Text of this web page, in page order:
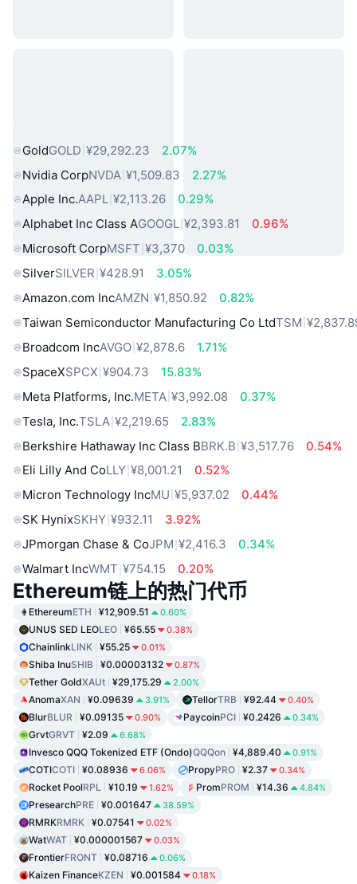
GoldGOLD ¥29,292.23
2.07%
Nvidia CorpNVDA ¥1,509.83
2.27%
Apple Inc.AAPL ¥2,113.26
0.29%
Alphabet Inc Class AGOOGL ¥2,393.81
0.96%
Microsoft CorpMSFT ¥3,370
0.03%
SilverSILVER ¥428.91
3.05%
Amazon.com IncAMZN ¥1,850.92
0.82%
Taiwan Semiconductor Manufacturing Co LtdTSM
Broadcom IncAVGO ¥2,878.6
1.71%
SpaceXSPCX ¥904.73
15.83%
Meta Platforms, Inc.META ¥3,992.08
0.37%
Tesla, Inc.TSLA ¥2,219.65
2.83%
Berkshire Hathaway Inc Class BBRK.B ¥3,517.76
0.54%
Eli Lilly And CoLLY ¥8,001.21
0.52%
Micron Technology IncMU ¥5,937.02
0.44%
SK HynixSKHY ¥932.11
3.92%
JPmorgan Chase & CoJPM ¥2,416.3
0.34%
Walmart IncWMT ¥754.15 0.20%
Ethereum链上的热门代币
EthereumETH ¥12,909.51 0.60%
UNUS SED LEOLEO ¥65.55 0.38%
ChainlinkLINK ¥55.25 0.01%
Shiba InuSHIB ¥0.00003132 0.87%
Tether GoldXAUt ¥29,175.29 2.00%
AnomaXAN ¥0.09639 3.91% TellorTRB ¥92.44 0.40%
BlurBLUR ¥0.09135 0.90% PaycoinPCI ¥0.2426 0.34%
GrvtGRVT ¥2.09 6.68%
Invesco QQQ Tokenized ETF (Ondo)QQQon ¥4,889.40 0.91%
COTICOTI ¥0.08936 6.06% PropyPRO ¥2.37 0.34%
Rocket PoolRPL ¥10.19 1.62% PromPROM ¥14.36 4.84%
PresearchPRE ¥0.001647 38.59%
RMRKRMRK ¥0.07541 0.02%
WatWAT ¥0.000001567 0.03%
FrontierFRONT ¥0.08716 0.06%
Kaizen FinanceKZEN ¥0.001584 0.18%